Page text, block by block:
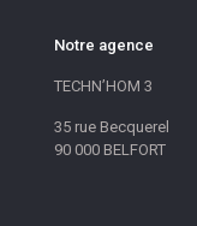
Notre agence
TECHN’HOM 3
35 rue Becquerel
90 000 BELFORT